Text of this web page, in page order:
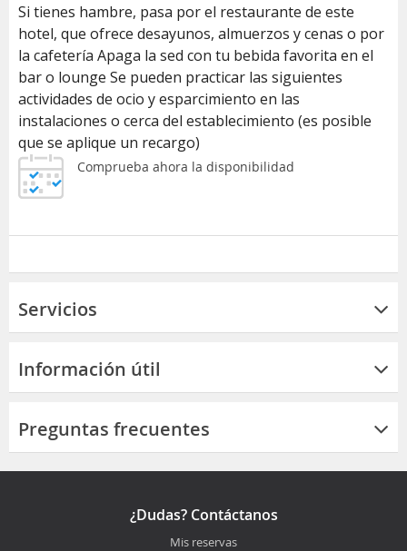
Si tienes hambre, pasa por el restaurante de este
hotel, que ofrece desayunos, almuerzos y cenas o por
la cafetería Apaga la sed con tu bebida favorita en el
bar o lounge Se pueden practicar las siguientes
actividades de ocio y esparcimiento en las
instalaciones o cerca del establecimiento (es posible
que se aplique un recargo)
Comprueba ahora la disponibilidad
Servicios
Información útil
Preguntas frecuentes
¿Dudas? Contáctanos
Mis reservas